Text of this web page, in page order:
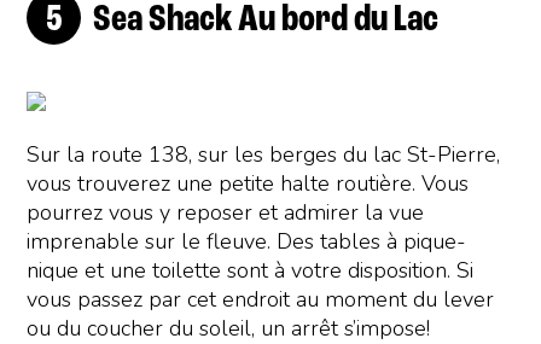
Sea Shack Au bord du Lac
Sur la route 138, sur les berges du lac St-Pierre,
vous trouverez une petite halte routière. Vous
pourrez vous y reposer et admirer la vue
imprenable sur le fleuve. Des tables à pique-
nique et une toilette sont à votre disposition. Si
vous passez par cet endroit au moment du lever
ou du coucher du soleil, un arrêt s’impose!